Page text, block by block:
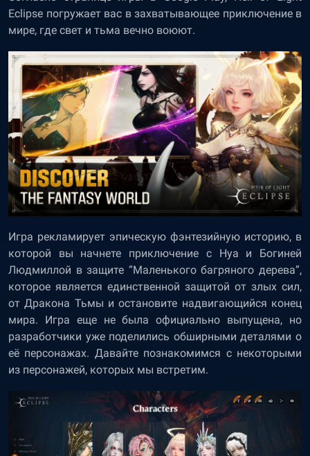
Eclipse погружает вас в захватывающее приключение в
мире, где свет и тьма вечно воюют.
Игра рекламирует эпическую фэнтезийную историю, в
которой вы начнете приключение с Нуа и Богиней
Людмиллой в защите “Маленького багряного дерева”,
которое является единственной защитой от злых сил,
от Дракона Тьмы и остановите надвигающийся конец
мира. Игра еще не была официально выпущена, но
разработчики уже поделились обширными деталями о
её персонажах. Давайте познакомимся с некоторыми
из персонажей, которых мы встретим.